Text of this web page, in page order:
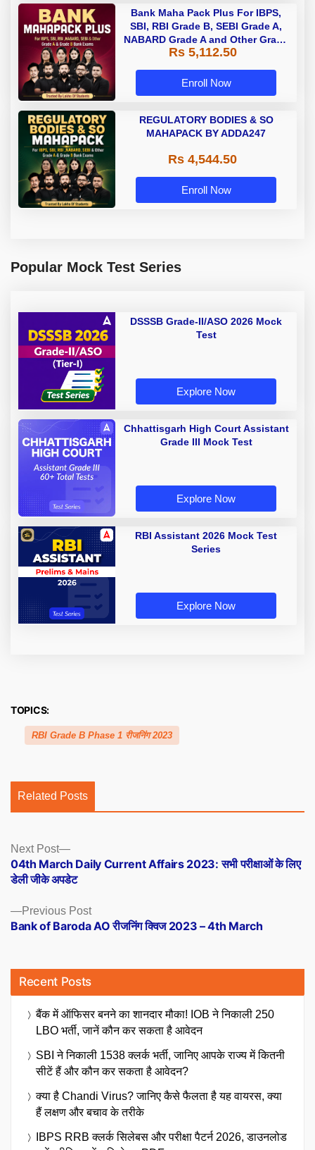
Bank Maha Pack Plus For IBPS,
SBI, RBI Grade B, SEBI Grade A,
NABARD Grade A and Other Grade
A & Grade B Bank Exams
Rs 5,112.50
Enroll Now
REGULATORY BODIES & SO
MAHAPACK BY ADDA247
Rs 4,544.50
Enroll Now
Popular Mock Test Series
DSSSB Grade-II/ASO 2026 Mock
Test
Explore Now
Chhattisgarh High Court Assistant
Grade III Mock Test
Explore Now
RBI Assistant 2026 Mock Test
Series
Explore Now
TOPICS:
RBI Grade B Phase 1 रीजनिंग 2023
Related Posts
Posts
navigation
Previous PostPrevious
post:
Bank of Baroda AO रीजनिंग क्विज 2023 – 4th March
Next Post
Next
post:
04th March Daily Current Affairs 2023: सभी परीक्षाओं के लिए
डेली जीके अपडेट
Recent Posts
बैंक में ऑफिसर बनने का शानदार मौका! IOB ने निकाली 250
LBO भर्ती, जानें कौन कर सकता है आवेदन
SBI ने निकाली 1538 क्लर्क भर्ती, जानिए आपके राज्य में कितनी
सीटें हैं और कौन कर सकता है आवेदन?
क्या है Chandi Virus? जानिए कैसे फैलता है यह वायरस, क्या
हैं लक्षण और बचाव के तरीके
IBPS RRB क्लर्क सिलेबस और परीक्षा पैटर्न 2026, डाउनलोड